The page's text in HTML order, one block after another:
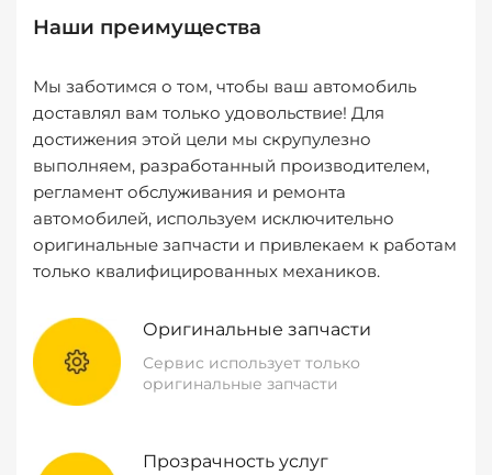
Наши преимущества
Мы заботимся о том, чтобы ваш автомобиль
доставлял вам только удовольствие! Для
достижения этой цели мы скрупулезно
выполняем, разработанный производителем,
регламент обслуживания и ремонта
автомобилей, используем исключительно
оригинальные запчасти и привлекаем к работам
только квалифицированных механиков.
Оригинальные запчасти
Сервис использует только
оригинальные запчасти
Прозрачность услуг